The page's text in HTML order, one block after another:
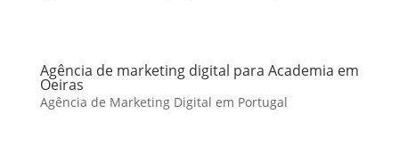
Agência de marketing digital para Academia em
Oeiras
Agência de Marketing Digital em Portugal